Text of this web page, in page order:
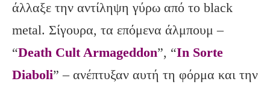
άλλαξε την αντίληψη γύρω από το black
metal. Σίγουρα, τα επόμενα άλμπουμ –
“Death Cult Armageddon”, “In Sorte
Diaboli” – ανέπτυξαν αυτή τη φόρμα και την